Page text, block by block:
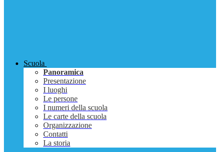
Scuola
Panoramica
Presentazione
I luoghi
Le persone
I numeri della scuola
Le carte della scuola
Organizzazione
Contatti
La storia